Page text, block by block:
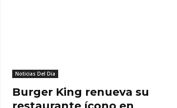
Noticias Del Dia
Burger King renueva su